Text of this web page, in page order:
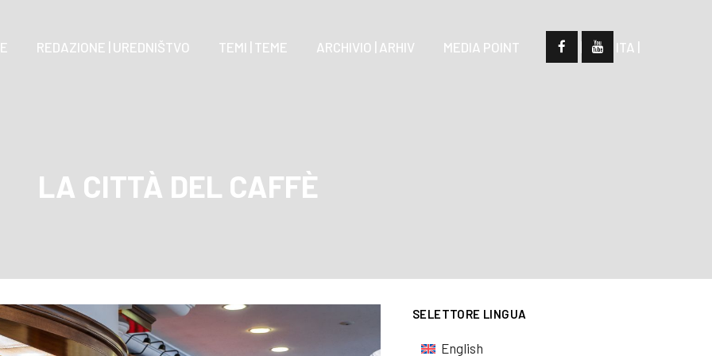
REDAZIONE | UREDNIŠTVO TEMI | TEME ARCHIVIO | ARHIV MEDIA POINT | SLO | | ITA |
LA CITTÀ DEL CAFFÈ
SELETTORE LINGUA
English